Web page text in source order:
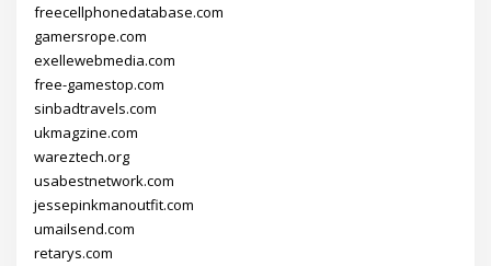
freecellphonedatabase.com
gamersrope.com
exellewebmedia.com
free-gamestop.com
sinbadtravels.com
ukmagzine.com
wareztech.org
usabestnetwork.com
jessepinkmanoutfit.com
umailsend.com
retarys.com